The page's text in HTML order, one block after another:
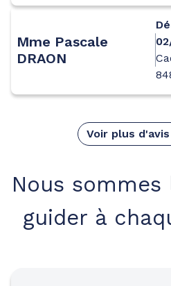
Mme Pascale
DRAON
Voir plus
Nous
guider à